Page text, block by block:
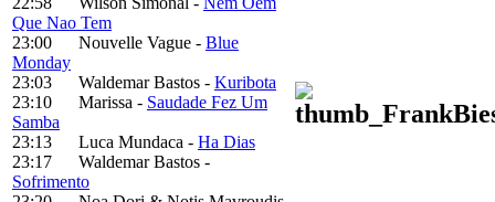
Que Nao Tem
23:00 Nouvelle Vague - Blue
Monday
23:03 Waldemar Bastos - Kuribota
23:10 Marissa - Saudade Fez Um
Samba
23:13 Luca Mundaca - Ha Dias
23:17 Waldemar Bastos -
Sofrimento